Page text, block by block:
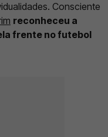
Consciente
reconheceu a
frente no futebol